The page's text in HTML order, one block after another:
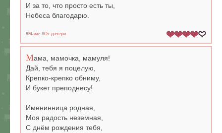
И за то, что просто есть ты,
Небеса благодарю.
#Маме #От дочери
Мама, мамочка, мамуля!
Дай, тебя я поцелую,
Крепко-крепко обниму,
И букет преподнесу!
Именинница родная,
Моя радость неземная,
С днём рождения тебя,